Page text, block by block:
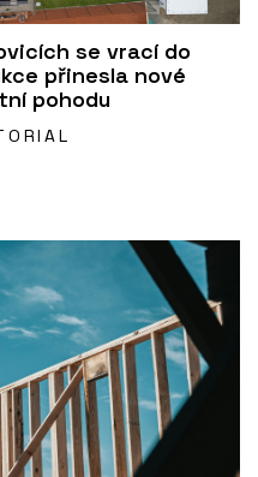
se vrací do
přinesla nové
pohodu